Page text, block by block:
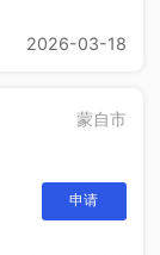
2026-03-18
蒙自市
申请